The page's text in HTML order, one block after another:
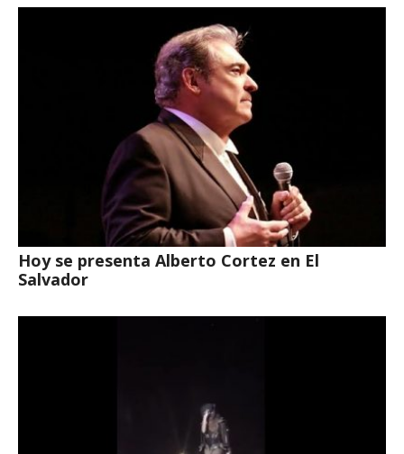
Hoy se presenta Alberto Cortez en El
Salvador